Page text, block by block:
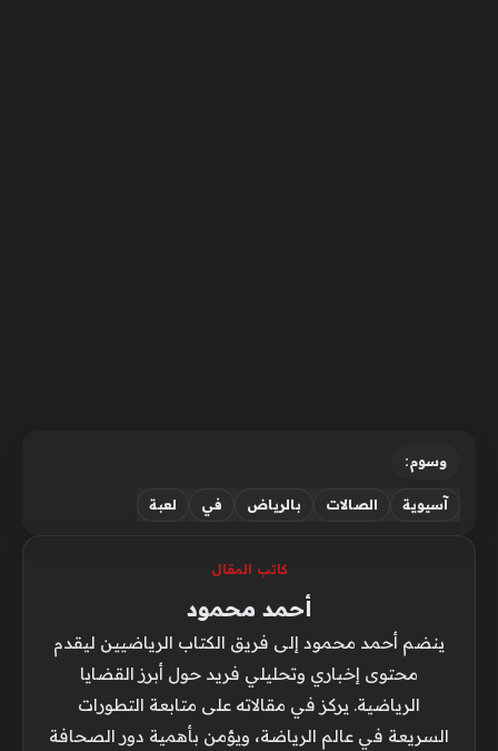
وسوم:
آسيوية الصالات بالرياض في لعبة
كاتب المقال
أحمد محمود
ينضم أحمد محمود إلى فريق الكتاب الرياضيين ليقدم
محتوى إخباري وتحليلي فريد حول أبرز القضايا
الرياضية. يركز في مقالاته على متابعة التطورات
السريعة في عالم الرياضة، ويؤمن بأهمية دور الصحافة